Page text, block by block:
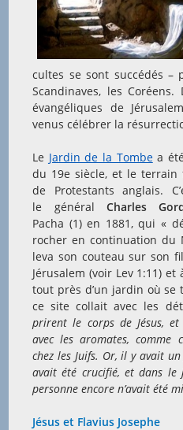
cultes se sont succédés –
Scandinaves, les
évangéliques de
venus célébrer la
Le Jardin de la Tombea
du 19e siècle, et le
de Protestants anglais.
le général Charles
Pacha (1) en 1881, qui «
rocher en continuation du
leva son couteau sur son
Jérusalem (voir Lev 1:11)
tout près d’un jardin où
ce site collait avec les
prirent le corps de Jésus, et
avec les aromates, comme c
chez les Juifs. Or, il y avait
avait été crucifié, et dans le
personne encore n’avait été
Jésus et Flavius Josephe